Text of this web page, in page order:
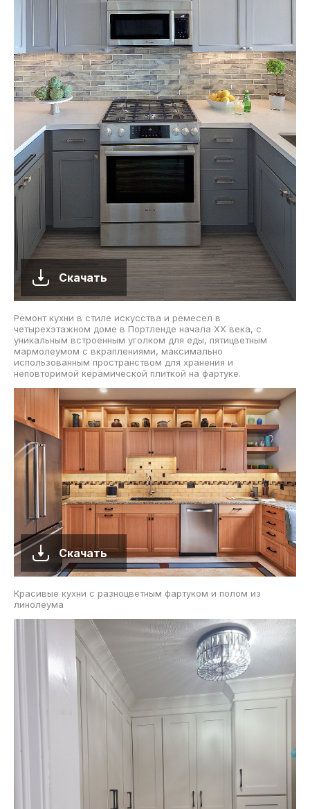
Скачать
Ремонт кухни в стиле искусства и ремесел в
четырехэтажном доме в Портленде начала XX века, с
уникальным встроенным уголком для еды, пятицветным
мармолеумом с вкраплениями, максимально
использованным пространством для хранения и
неповторимой керамической плиткой на фартуке.
Скачать
Красивые кухни с разноцветным фартуком и полом из
линолеума